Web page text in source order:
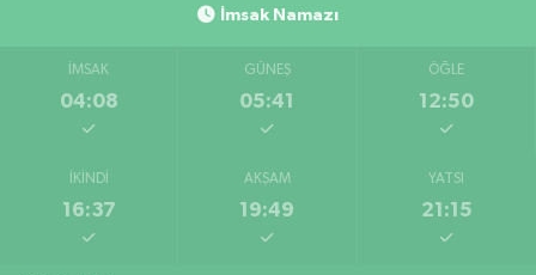
İmsak Namazı
İMSAK
04:08
GÜNEŞ
05:41
ÖĞLE
12:50
İKINDI
16:37
AKŞAM
19:49
YATSI
21:15